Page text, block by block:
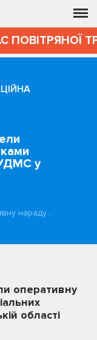
ПОВІТРЯНОЇ
УДМС у
нараду…
оперативну
області